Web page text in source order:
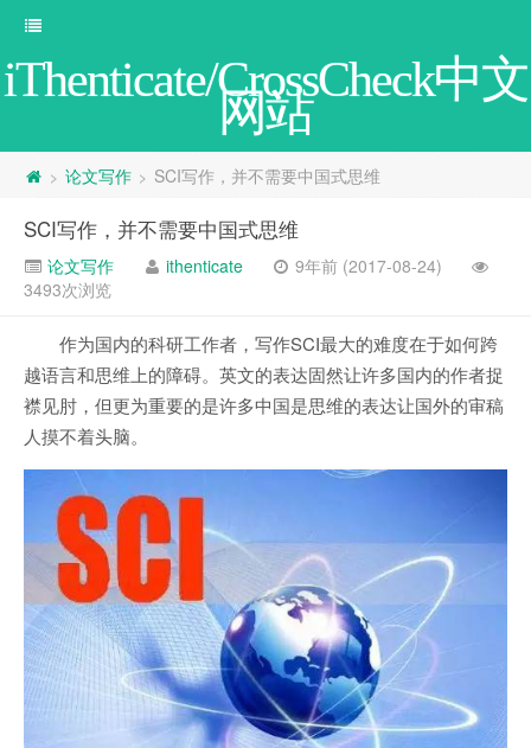
iThenticate/CrossCheck中文
网站
> 论文写作 > SCI写作，并不需要中国式思维
SCI写作，并不需要中国式思维
论文写作 ithenticate
9年前 (2017-08-24)
3493次浏览
作为国内的科研工作者，写作SCI最大的难度在于如何跨
越语言和思维上的障碍。英文的表达固然让许多国内的作者捉
襟见肘，但更为重要的是许多中国是思维的表达让国外的审稿
人摸不着头脑。